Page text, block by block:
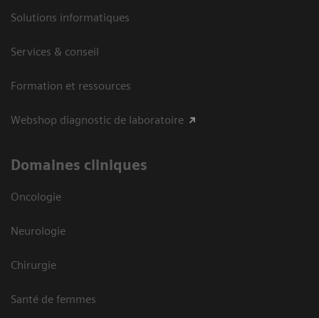
Solutions informatiques
Services & conseil
Formation et ressources
Webshop diagnostic de laboratoire
Domaines cliniques
Oncologie
Neurologie
Chirurgie
Santé de femmes